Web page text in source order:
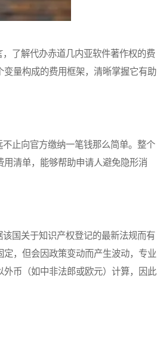
了解代办赤道几内亚软件著作权的费
量构成的费用框架，清晰掌握它有助
止向官方缴纳一笔钱那么简单。整个
清单，能够帮助申请人避免隐形消
国关于知识产权登记的最新法规而有
，但会因政策变动而产生波动，专业
币（如中非法郎或欧元）计算，因此